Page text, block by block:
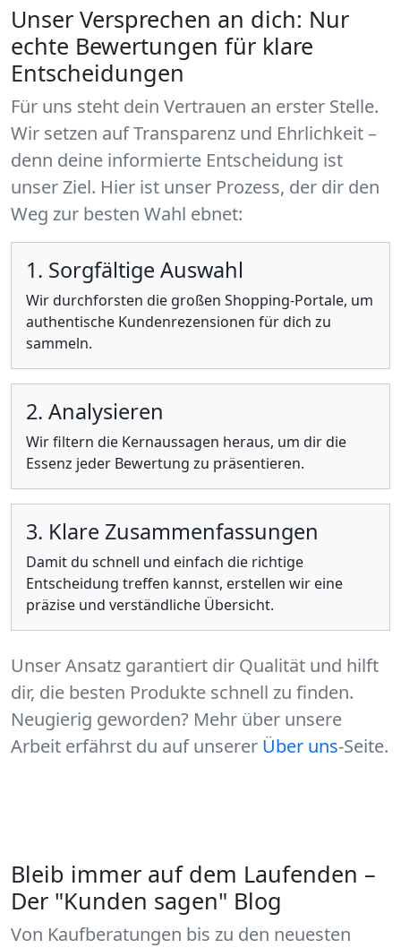
Unser Versprechen an dich: Nur
echte Bewertungen für klare
Entscheidungen
Für uns steht dein Vertrauen an erster Stelle.
Wir setzen auf Transparenz und Ehrlichkeit –
denn deine informierte Entscheidung ist
unser Ziel. Hier ist unser Prozess, der dir den
Weg zur besten Wahl ebnet:
1. Sorgfältige Auswahl
Wir durchforsten die großen Shopping-Portale, um
authentische Kundenrezensionen für dich zu
sammeln.
2. Analysieren
Wir filtern die Kernaussagen heraus, um dir die
Essenz jeder Bewertung zu präsentieren.
3. Klare Zusammenfassungen
Damit du schnell und einfach die richtige
Entscheidung treffen kannst, erstellen wir eine
präzise und verständliche Übersicht.
Unser Ansatz garantiert dir Qualität und hilft
dir, die besten Produkte schnell zu finden.
Neugierig geworden? Mehr über unsere
Arbeit erfährst du auf unserer Über uns-Seite.
Bleib immer auf dem Laufenden –
Der "Kunden sagen" Blog
Von Kaufberatungen bis zu den neuesten